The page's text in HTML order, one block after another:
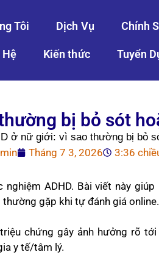
Tôi Dịch Vụ Chính
Hệ Kiến thức Tuyển
bị bỏ sót
ở nữ giới: vì sao thường bị bỏ
Tháng 7 3, 2026 3:36
ADHD. Bài viết này giúp
gặp khi tự đánh giá online.
chứng gây ảnh hưởng rõ
y tế/tâm lý.